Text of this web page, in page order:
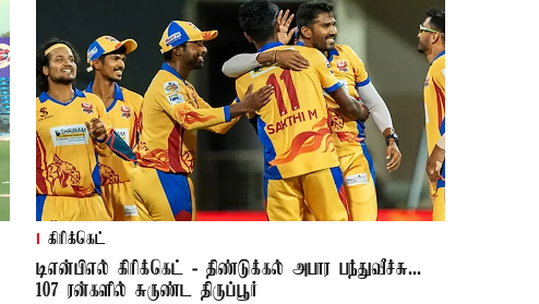
கிரிக்கெட்
டிஎன்பிஎல் கிரிக்கெட் - திண்டுக்கல் அபார பந்துவீச்சு...
107 ரன்களில் சுருண்ட திருப்பூர்